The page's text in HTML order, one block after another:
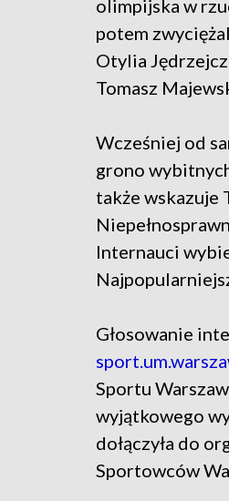
olimpijska w
potem
Otylia
Tomasz
Wcześniej od
grono
także wskazuje
Internauci
Głosowanie
Sportu
wyjątkowego
dołączyła do
Sportowców